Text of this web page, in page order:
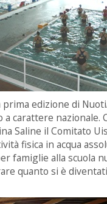
edizione di
a carattere
Saline il Comitato
fisica in acqua
famiglie alla scuola
quanto si è